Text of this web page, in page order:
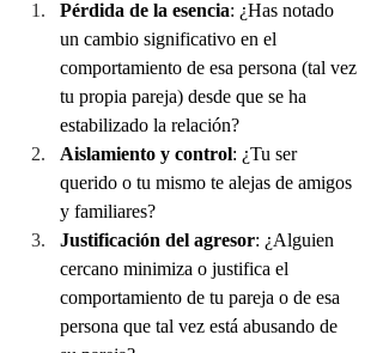
Pérdida de la esencia: ¿Has notado
un cambio significativo en el
comportamiento de esa persona (tal vez
tu propia pareja) desde que se ha
estabilizado la relación?
Aislamiento y control: ¿Tu ser
querido o tu mismo te alejas de amigos
y familiares?
Justificación del agresor: ¿Alguien
cercano minimiza o justifica el
comportamiento de tu pareja o de esa
persona que tal vez está abusando de